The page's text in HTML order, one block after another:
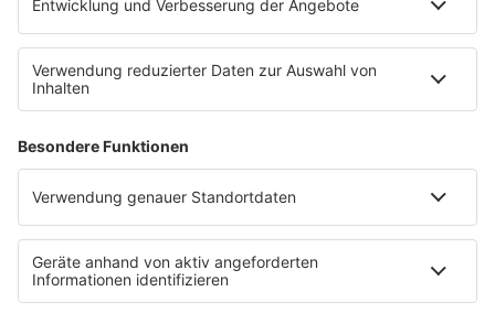
Nutzungsbedingungen
Stromvergleich
Werbung buchen
Moderatoren buchen